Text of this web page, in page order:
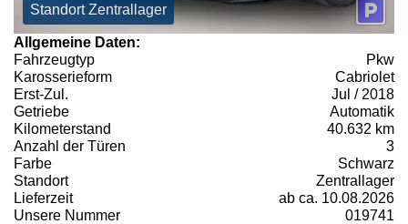
Standort Zentrallager
Allgemeine Daten:
Fahrzeugtyp
Pkw
Karosserieform
Cabriolet
Erst-Zul.
Jul / 2018
Getriebe
Automatik
Kilometerstand
40.632 km
Anzahl der Türen
3
Farbe
Schwarz
Standort
Zentrallager
Lieferzeit
ab ca. 10.08.2026
Unsere Nummer
019741